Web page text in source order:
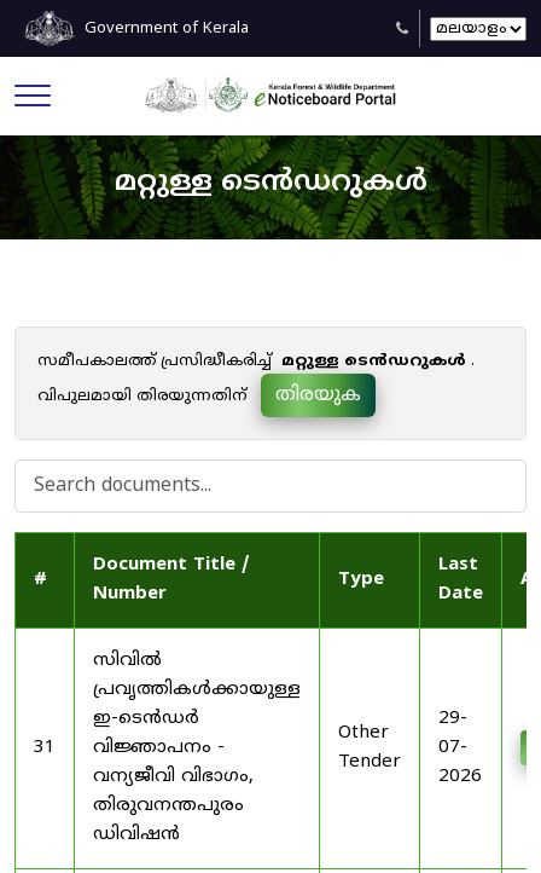
Government of Kerala
മറ്റുള്ള ടെൻഡറുകൾ
സമീപകാലത്ത് പ്രസിദ്ധീകരിച്ച് മറ്റുള്ള ടെൻഡറുകൾ .
വിപുലമായി തിരയുന്നതിന്
തിരയുക
#
Document Title /
Number
Type
Last
Date
31
സിവിൽ
പ്രവൃത്തികൾക്കായുള്ള
ഇ-ടെൻഡർ
വിജ്ഞാപനം -
വന്യജീവി വിഭാഗം,
തിരുവനന്തപുരം
ഡിവിഷൻ
Other
Tender
29-
07-
2026